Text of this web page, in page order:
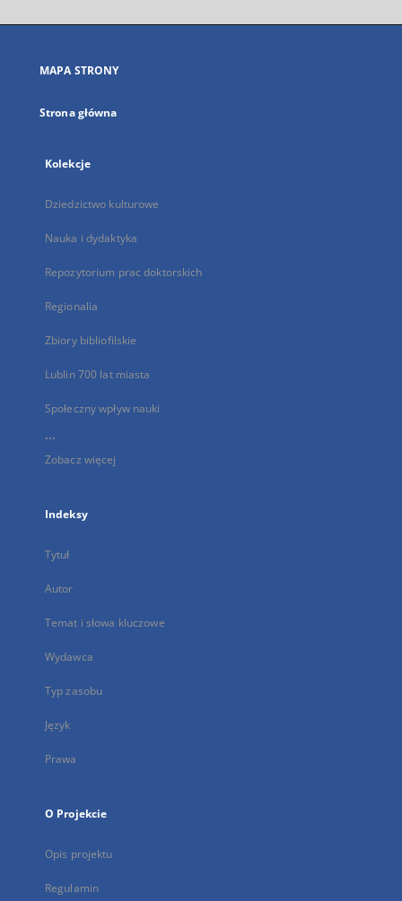
się
karcie
MAPA STRONY
Strona główna
Kolekcje
Dziedzictwo kulturowe
Nauka i dydaktyka
Repozytorium prac doktorskich
Regionalia
Zbiory bibliofilskie
Lublin 700 lat miasta
Społeczny wpływ nauki
...
Zobacz więcej
Indeksy
Tytuł
Autor
Temat i słowa kluczowe
Wydawca
Typ zasobu
Język
Prawa
O Projekcie
Opis projektu
Regulamin